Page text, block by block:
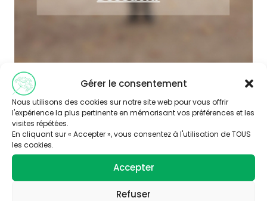
Gérer le consentement
Nous utilisons des cookies sur notre site web pour vous offrir
l'expérience la plus pertinente en mémorisant vos préférences et les
visites répétées.
En cliquant sur « Accepter », vous consentez à l'utilisation de TOUS
les cookies.
Accepter
Refuser
Abonnez-vous à